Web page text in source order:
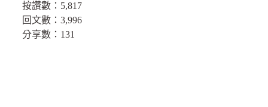
按讚數： 5,817
回文數： 3,996
分享數：131